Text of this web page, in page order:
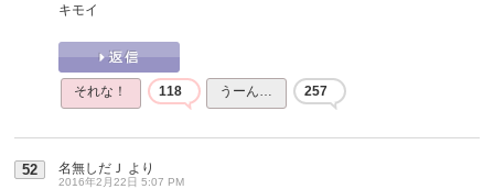
キモイ
それな！ 118 うーん… 257
52 名無しだＪ より
2016年2月22日 5:07 PM